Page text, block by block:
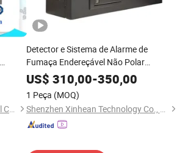
Qingdao Hua Yushun Commercial Co., Ltd.
Detector e Sistema de Alarme de
Fumaça Endereçável Não Polar
Inteligente 2-Wire
US$ 310,00-350,00
1 Peça (MOQ)
Shenzhen Xinhean Technology Co., Ltd.